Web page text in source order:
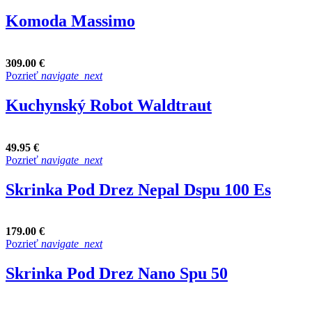
Komoda Massimo
309.00 €
Pozrieť navigate_next
Kuchynský Robot Waldtraut
49.95 €
Pozrieť navigate_next
Skrinka Pod Drez Nepal Dspu 100 Es
179.00 €
Pozrieť navigate_next
Skrinka Pod Drez Nano Spu 50